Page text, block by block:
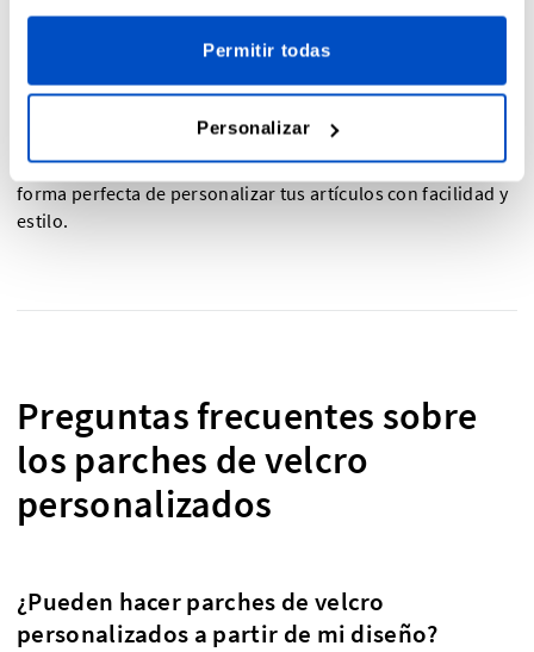
Permitir todas
Personalizar
¿Estás listo para diseñar tu propio parche de velcro
personalizado? Empieza hoy mismo a crear parches que
un uniforme, una mochila o una chaqueta, tenemos lo que
necesitas. Los parches de velcro personalizados son la
forma perfecta de personalizar tus artículos con facilidad y
estilo.
Preguntas frecuentes sobre
los parches de velcro
personalizados
¿Pueden hacer parches de velcro
personalizados a partir de mi diseño?